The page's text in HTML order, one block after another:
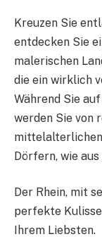
Kreuzen Sie
entdecken Sie
malerischen
die ein wirklich
Während Sie
werden Sie von
Dörfern, wie
Der Rhein, mit
perfekte
Ihrem Liebsten.